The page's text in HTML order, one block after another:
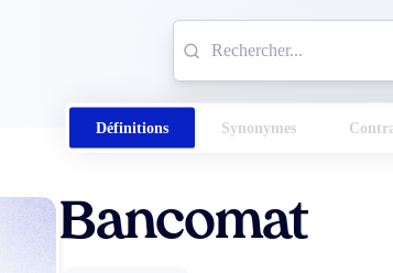
Définitions Synonymes
Bancomat